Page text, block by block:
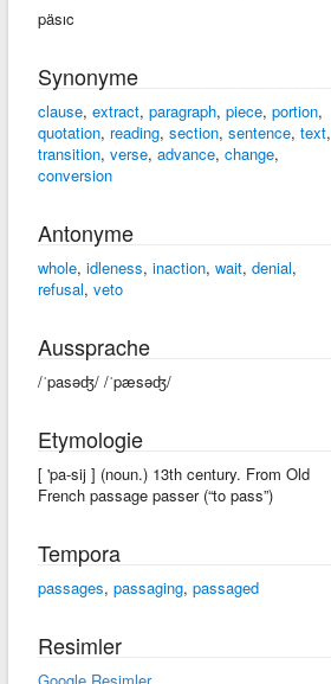
päsıc
Synonyme
clause, extract, paragraph, piece, portion,
quotation, reading, section, sentence, text,
transition, verse, advance, change,
conversion
Antonyme
whole, idleness, inaction, wait, denial,
refusal, veto
Aussprache
/ˈpasəʤ/ /ˈpæsəʤ/
Etymologie
[ 'pa-sij ] (noun.) 13th century. From Old
French passage passer (“to pass”)
Tempora
passages, passaging, passaged
Resimler
Google Resimler